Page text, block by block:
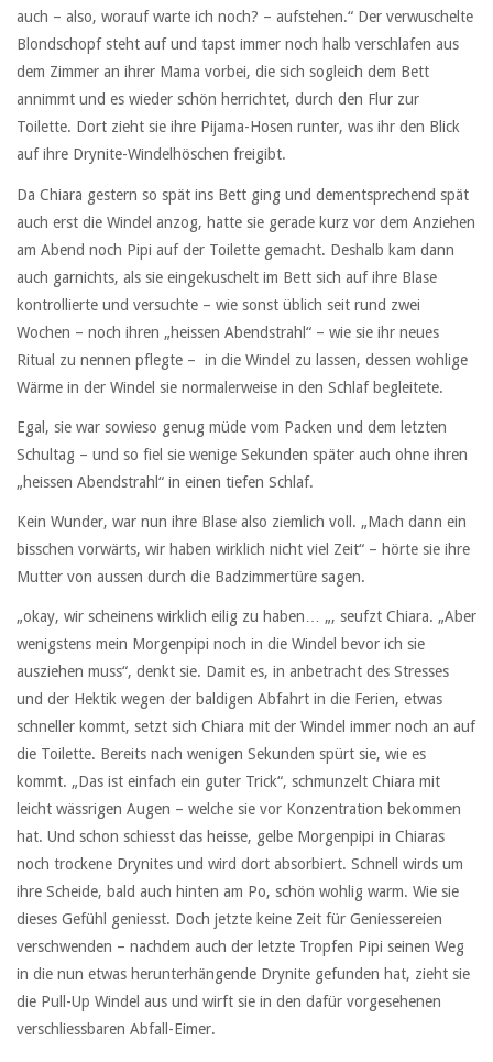
auch – also, worauf warte ich noch? – aufstehen.“ Der verwuschelte
Blondschopf steht auf und tapst immer noch halb verschlafen aus
dem Zimmer an ihrer Mama vorbei, die sich sogleich dem Bett
annimmt und es wieder schön herrichtet, durch den Flur zur
Toilette. Dort zieht sie ihre Pijama-Hosen runter, was ihr den Blick
auf ihre Drynite-Windelhöschen freigibt.
Da Chiara gestern so spät ins Bett ging und dementsprechend spät
auch erst die Windel anzog, hatte sie gerade kurz vor dem Anziehen
am Abend noch Pipi auf der Toilette gemacht. Deshalb kam dann
auch garnichts, als sie eingekuschelt im Bett sich auf ihre Blase
kontrollierte und versuchte – wie sonst üblich seit rund zwei
Wochen – noch ihren „heissen Abendstrahl“ – wie sie ihr neues
Ritual zu nennen pflegte – in die Windel zu lassen, dessen wohlige
Wärme in der Windel sie normalerweise in den Schlaf begleitete.
Egal, sie war sowieso genug müde vom Packen und dem letzten
Schultag – und so fiel sie wenige Sekunden später auch ohne ihren
„heissen Abendstrahl“ in einen tiefen Schlaf.
Kein Wunder, war nun ihre Blase also ziemlich voll. „Mach dann ein
bisschen vorwärts, wir haben wirklich nicht viel Zeit“ – hörte sie ihre
Mutter von aussen durch die Badzimmertüre sagen.
„okay, wir scheinens wirklich eilig zu haben… „, seufzt Chiara. „Aber
wenigstens mein Morgenpipi noch in die Windel bevor ich sie
ausziehen muss“, denkt sie. Damit es, in anbetracht des Stresses
und der Hektik wegen der baldigen Abfahrt in die Ferien, etwas
schneller kommt, setzt sich Chiara mit der Windel immer noch an auf
die Toilette. Bereits nach wenigen Sekunden spürt sie, wie es
kommt. „Das ist einfach ein guter Trick“, schmunzelt Chiara mit
leicht wässrigen Augen – welche sie vor Konzentration bekommen
hat. Und schon schiesst das heisse, gelbe Morgenpipi in Chiaras
noch trockene Drynites und wird dort absorbiert. Schnell wirds um
ihre Scheide, bald auch hinten am Po, schön wohlig warm. Wie sie
dieses Gefühl geniesst. Doch jetzte keine Zeit für Geniessereien
verschwenden – nachdem auch der letzte Tropfen Pipi seinen Weg
in die nun etwas herunterhängende Drynite gefunden hat, zieht sie
die Pull-Up Windel aus und wirft sie in den dafür vorgesehenen
verschliessbaren Abfall-Eimer.